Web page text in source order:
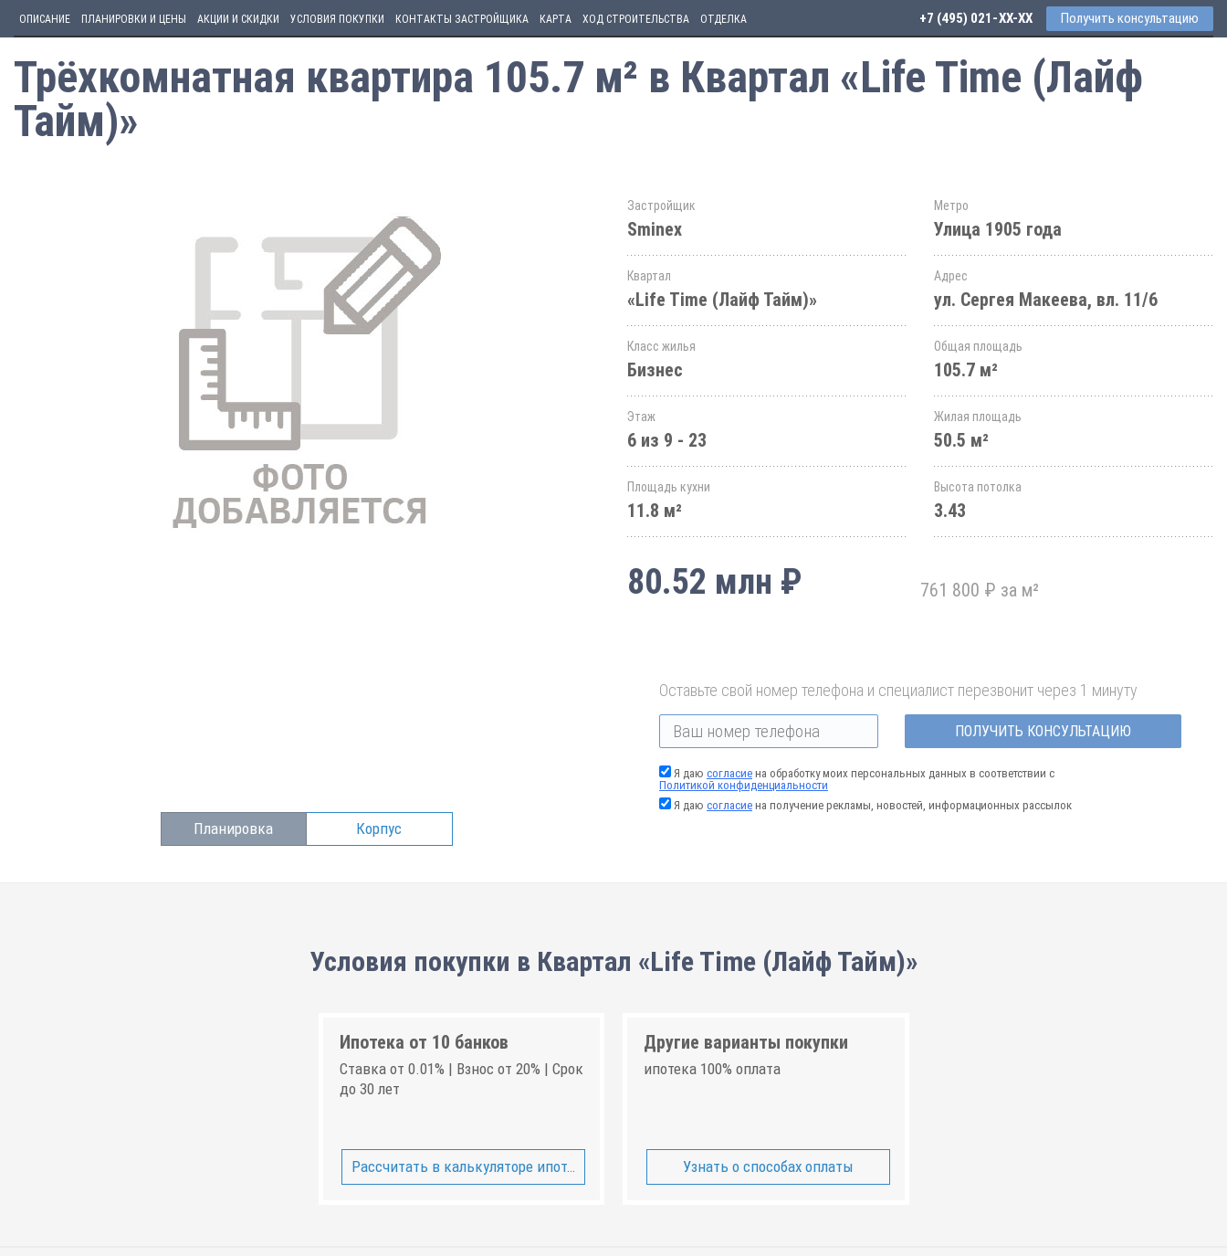
ОПИСАНИЕ ПЛАНИРОВКИ И ЦЕНЫ АКЦИИ И СКИДКИ УСЛОВИЯ ПОКУПКИ КОНТАКТЫ ЗАСТРОЙЩИКА КАРТА ХОД СТРОИТЕЛЬСТВА ОТДЕЛКА +7 (495) 021-41-76 Получить консультацию
Трёхкомнатная квартира 105.7 м² в Квартал «Life Time (Лайф
Тайм)»
Планировка Корпус
Застройщик
Sminex
Метро
Улица 1905 года
Квартал
«Life Time (Лайф Тайм)»
Адрес
ул. Сергея Макеева, вл. 11/6
Класс жилья
Бизнес
Общая площадь
105.7 м²
Этаж
6 из 9 - 23
Жилая площадь
50.5 м²
Площадь кухни
11.8 м²
Высота потолка
3.43
80.52 млн ₽ 761 800 ₽ за м²
Оставьте свой номер телефона и специалист перезвонит через 1 минуту
ПОЛУЧИТЬ КОНСУЛЬТАЦИЮ
Я даю согласие на обработку моих персональных данных в соответствии с
Политикой конфиденциальности
Я даю согласие на получение рекламы, новостей, информационных рассылок
Условия покупки в Квартал «Life Time (Лайф Тайм)»
Ипотека от 10 банков
Ставка от 0.01% | Взнос от 20% | Срок
до 30 лет
Рассчитать в калькуляторе ипотеки
Другие варианты покупки
ипотека 100% оплата
Узнать о способах оплаты